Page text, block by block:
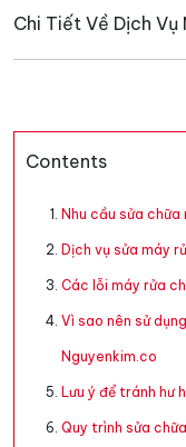
Chi Tiết Về Dịch Vụ
Contents
Nhu cầu sửa
Dịch vụ sửa máy
Các lỗi máy rửa
Vì sao nên sử
Nguyenkim.co
Lưu ý để tránh hư
Quy trình sửa